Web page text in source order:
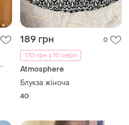
189 грн
0
170 грн з 10 серп
Atmosphere
Блукза жіноча
40